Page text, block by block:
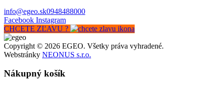
info@egeo.sk0948488000
Facebook Instagram
CHCETE ZĽAVU ?
Copyright © 2026 EGEO. Všetky práva vyhradené.
Webstránky NEONUS s.r.o.
Nákupný košík